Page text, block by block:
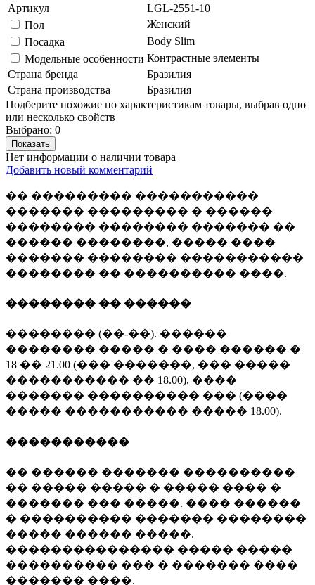
Артикул
LGL-2551-10
Пол
Женский
Посадка
Body Slim
Модельные особенности Контрастные элементы
Страна бренда
Бразилия
Страна производства
Бразилия
Подберите похожие по характеристикам товары, выбрав одно
или несколько свойств
Выбрано: 0
Показать
Нет информации о наличии товара
Добавить новый комментарий
�� ��������� �����������
������� ��������� � ������
�������� �������� ������� ��
������ ��������, ����� ����
������� �������� �����������
�������� �� ���������� ����.
�������� �� ������
�������� (��-��). ������
�������� ����� � ���� ������ �
18 �� 21.00 (��� �������, ��� �����
����������� �� 18.00), ����
������� ���������� ��� (����
����� ����������� ����� 18.00).
�����������
�� ������ ������� ����������
�� ����� ����� � ����� ���� �
������� ��� �����. ���� ������
� ���������� ������� ��������
����� ������ �����.
��������������� ����� �����
���������� ��� � ������� ����
������� ����.